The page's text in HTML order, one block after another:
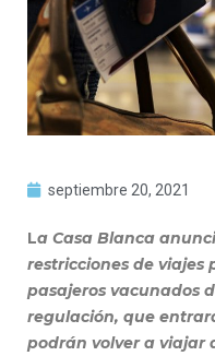
septiembre 20, 2021
La Casa Blanca
restricciones de viajes
pasajeros vacunados
regulación, que
podrán volver a viajar